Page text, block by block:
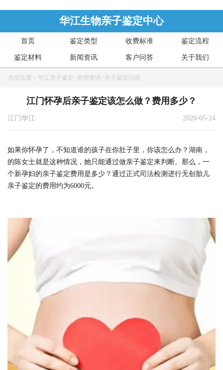
华江生物亲子鉴定中心
首页 鉴定类型 收费标准 鉴定流程
鉴定材料 新闻资讯 客户问答 关于我们
当前位置： 华江亲子鉴定 >新闻资讯 >亲子鉴定问题
江门怀孕后亲子鉴定该怎么做？费用多少？
江门华江 2020-05-24
如果你怀孕了，不知道谁的孩子在你肚子里，你该怎么办？湖南，
的陈女士就是这种情况，她只能通过做亲子鉴定来判断。那么，一
个新孕妇的亲子鉴定费用是多少？通过正式司法检测进行无创胎儿
亲子鉴定的费用约为6000元。